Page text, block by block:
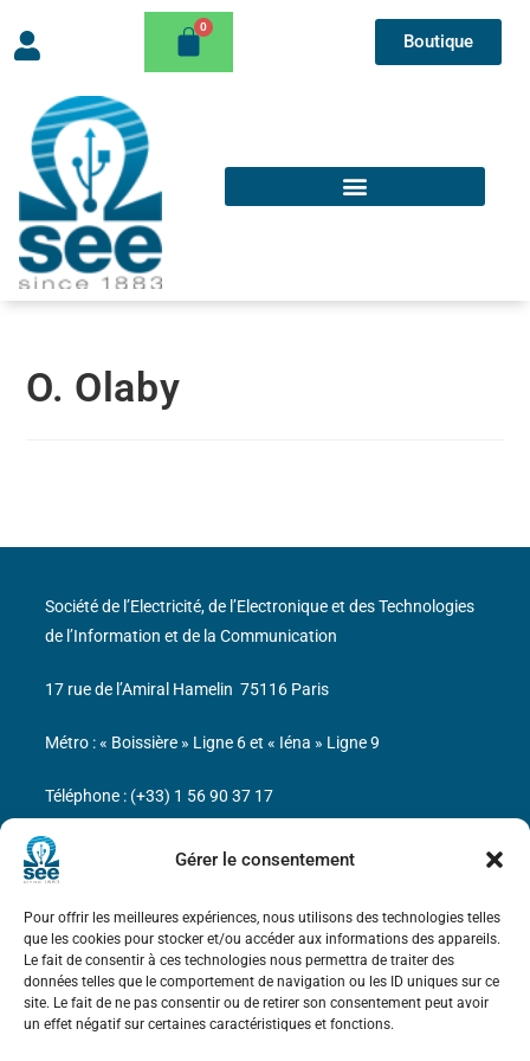
Gérer le consentement
Pour offrir les meilleures expériences, nous utilisons des technologies telles
que les cookies pour stocker et/ou accéder aux informations des appareils.
Le fait de consentir à ces technologies nous permettra de traiter des
données telles que le comportement de navigation ou les ID uniques sur ce
site. Le fait de ne pas consentir ou de retirer son consentement peut avoir
un effet négatif sur certaines caractéristiques et fonctions.
Boutique
O. Olaby
Bicentenaire des découvertes d’André-
Marie Ampère
Mentions légales
Société de l’Electricité, de l’Electronique et des Technologies
de l’Information et de la Communication
17 rue de l’Amiral Hamelin 75116 Paris
Métro : « Boissière » Ligne 6 et « Iéna » Ligne 9
Téléphone : (+33) 1 56 90 37 17
N° de SIREN : 785 393 232, Code APE : 9412Z TVA intra-
communautaire : FR44 785 393 232